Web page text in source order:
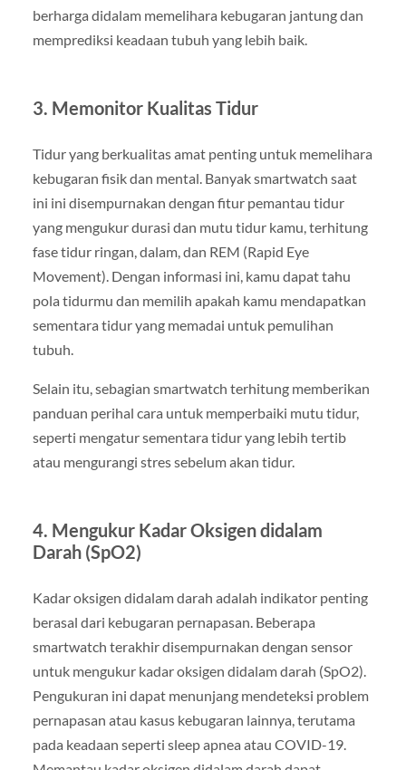
berharga didalam memelihara kebugaran jantung dan
memprediksi keadaan tubuh yang lebih baik.
3. Memonitor Kualitas Tidur
Tidur yang berkualitas amat penting untuk memelihara
kebugaran fisik dan mental. Banyak smartwatch saat
ini ini disempurnakan dengan fitur pemantau tidur
yang mengukur durasi dan mutu tidur kamu, terhitung
fase tidur ringan, dalam, dan REM (Rapid Eye
Movement). Dengan informasi ini, kamu dapat tahu
pola tidurmu dan memilih apakah kamu mendapatkan
sementara tidur yang memadai untuk pemulihan
tubuh.
Selain itu, sebagian smartwatch terhitung memberikan
panduan perihal cara untuk memperbaiki mutu tidur,
seperti mengatur sementara tidur yang lebih tertib
atau mengurangi stres sebelum akan tidur.
4. Mengukur Kadar Oksigen didalam
Darah (SpO2)
Kadar oksigen didalam darah adalah indikator penting
berasal dari kebugaran pernapasan. Beberapa
smartwatch terakhir disempurnakan dengan sensor
untuk mengukur kadar oksigen didalam darah (SpO2).
Pengukuran ini dapat menunjang mendeteksi problem
pernapasan atau kasus kebugaran lainnya, terutama
pada keadaan seperti sleep apnea atau COVID-19.